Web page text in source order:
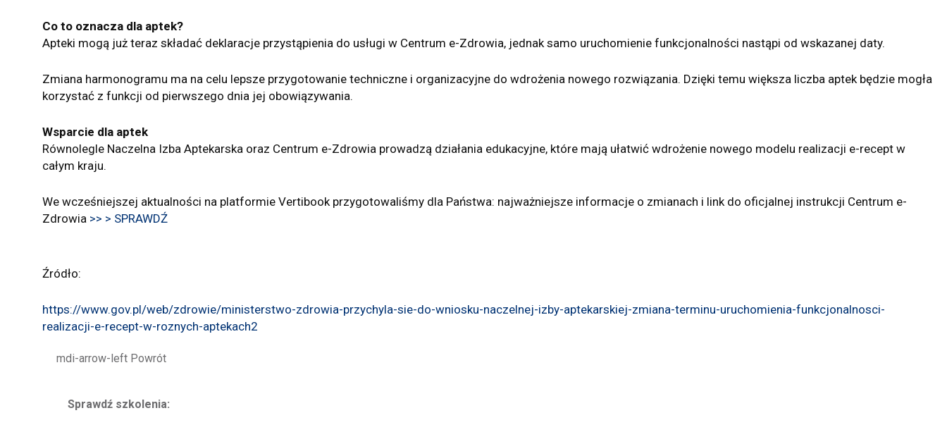
Co to oznacza dla aptek?
Apteki mogą już teraz składać deklaracje przystąpienia do usługi w Centrum e-Zdrowia, jednak samo uruchomienie funkcjonalności nastąpi od wskazanej daty.
Zmiana harmonogramu ma na celu lepsze przygotowanie techniczne i organizacyjne do wdrożenia nowego rozwiązania. Dzięki temu większa liczba aptek będzie mogła
korzystać z funkcji od pierwszego dnia jej obowiązywania.
Wsparcie dla aptek
Równolegle Naczelna Izba Aptekarska oraz Centrum e-Zdrowia prowadzą działania edukacyjne, które mają ułatwić wdrożenie nowego modelu realizacji e-recept w
całym kraju.
We wcześniejszej aktualności na platformie Vertibook przygotowaliśmy dla Państwa: najważniejsze informacje o zmianach i link do oficjalnej instrukcji Centrum e-
Zdrowia >> > SPRAWDŹ
Źródło:
https://www.gov.pl/web/zdrowie/ministerstwo-zdrowia-przychyla-sie-do-wniosku-naczelnej-izby-aptekarskiej-zmiana-terminu-uruchomienia-funkcjonalnosci-
realizacji-e-recept-w-roznych-aptekach2
mdi-arrow-left Powrót
Sprawdź szkolenia: